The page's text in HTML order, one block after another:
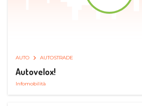
AUTO AUTOSTRADE
Autovelox!
Infomobilità